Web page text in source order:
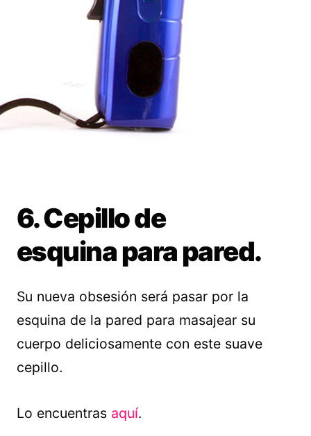
6. Cepillo de
esquina para pared.
Su nueva obsesión será pasar por la
esquina de la pared para masajear su
cuerpo deliciosamente con este suave
cepillo.
Lo encuentras aquí.